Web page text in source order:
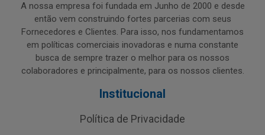
A nossa empresa foi fundada em Junho de 2000 e desde
então vem construindo fortes parcerias com seus
Fornecedores e Clientes. Para isso, nos fundamentamos
em políticas comerciais inovadoras e numa constante
busca de sempre trazer o melhor para os nossos
colaboradores e principalmente, para os nossos clientes.
Institucional
Política de Privacidade